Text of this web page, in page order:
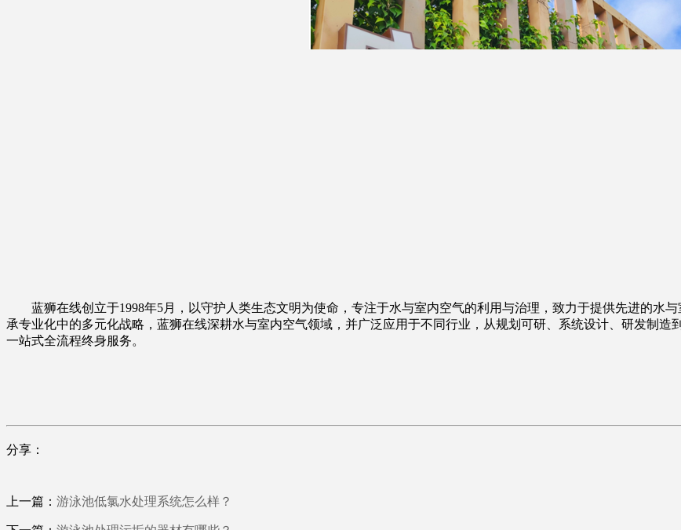
蓝狮在线创立于1998年5月，以守护人类生态文明为使命，专注于水与室内空气的利用与治理，致力于提供先进的水
承专业化中的多元化战略，蓝狮在线深耕水与室内空气领域，并广泛应用于不同行业，从规划可研、系统设计、研发制
一站式全流程终身服务。
分享：
上一篇： 游泳池低氯水处理系统怎么样？